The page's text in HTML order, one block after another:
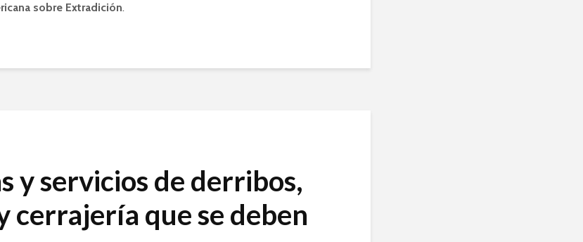
sobre Extradición.
y servicios de derribos,
cerrajería que se deben